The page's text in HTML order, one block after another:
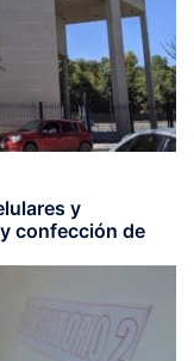
y
confección de